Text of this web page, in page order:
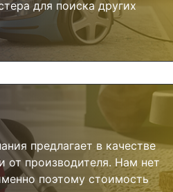
для поиска других
предлагает в качестве
от производителя. Нам нет
поэтому стоимость